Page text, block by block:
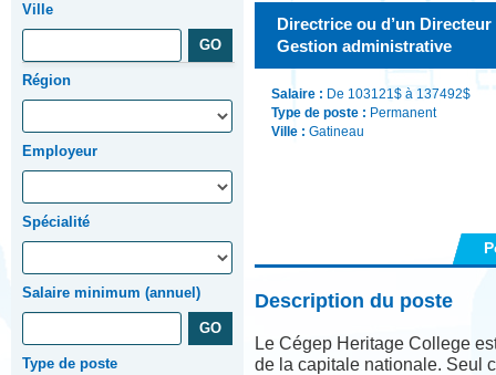
Ville
Région
Employeur
Spécialité
Salaire minimum (annuel)
Type de poste
Directrice ou d’un
Gestion administrative
Salaire : De 103121$ à 137492$
Type de poste : Permanent
Ville : Gatineau
Description du poste
Le Cégep Heritage College
de la capitale nationale. Seul